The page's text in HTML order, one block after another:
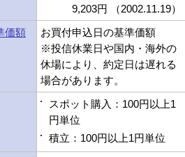
9,203円 （2002.11.19）
価額
お買付申込日の基準価額
※投信休業日や国内・海外の
休場により、約定日は遅れる
場合があります。
スポット購入：100円以上1
円単位
積立：100円以上1円単位